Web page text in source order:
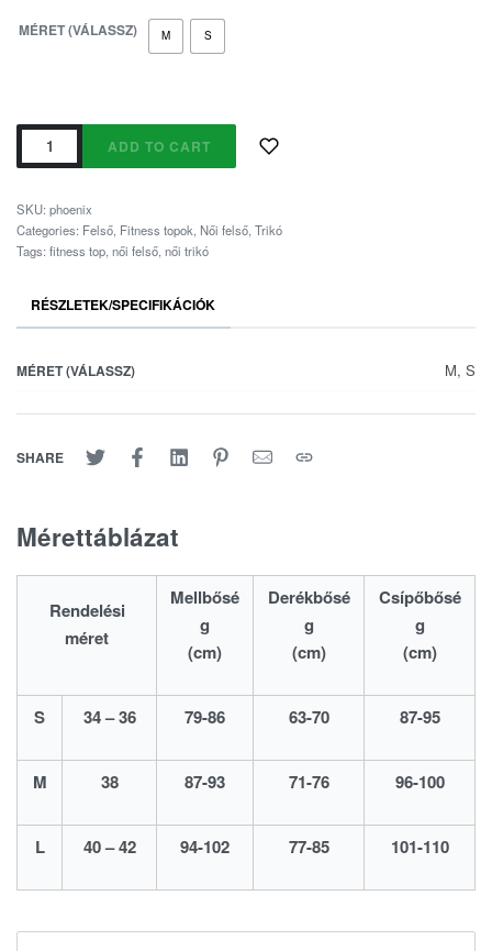
MÉRET (VÁLASSZ) M S
ADD TO CART
SKU: phoenix
Categories: Felső Fitness topok Női felső Trikó
Tags: fitness top női felső női trikó
RÉSZLETEK/SPECIFIKÁCIÓK
MÉRET (VÁLASSZ) M, S
SHARE
Mérettáblázat
Rendelési
méret
Mellbősé
g
(cm)
Derékbősé
g
(cm)
Csípőbősé
g
(cm)
S 34 – 36 79-86 63-70 87-95
M 38 87-93 71-76 96-100
L 40 – 42 94-102 77-85 101-110